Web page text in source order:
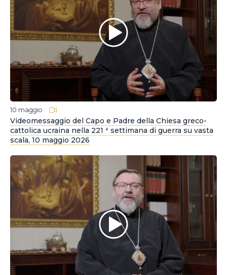
10 maggio
Videomessaggio del Capo e Padre della Chiesa greco-
cattolica ucraina nella 221 ª settimana di guerra su vasta
scala, 10 maggio 2026